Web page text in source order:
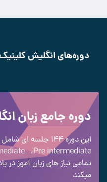
دوره‌های انگلیش کلینیک
دوره جامع زبان
این دوره 144 جلسه ای شامل 4 سطح
Pre intermediate،
تمامی نیاز های زبان آموز در
میکند